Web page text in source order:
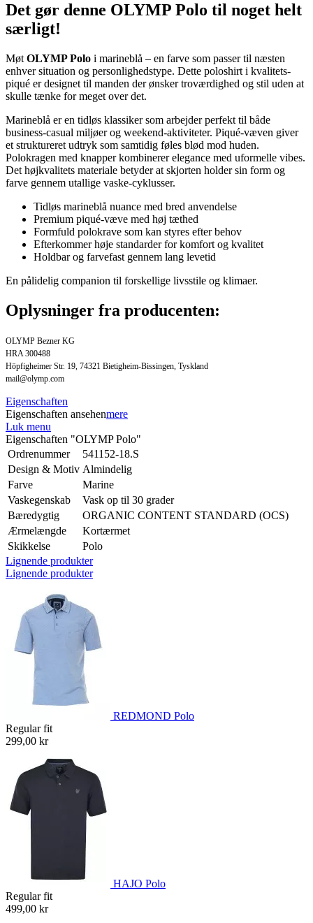
Det gør denne OLYMP Polo til noget helt
særligt!
Møt OLYMP Polo i marineblå – en farve som passer til næsten
enhver situation og personlighedstype. Dette poloshirt i kvalitets-
piqué er designet til manden der ønsker troværdighed og stil uden at
skulle tænke for meget over det.
Marineblå er en tidløs klassiker som arbejder perfekt til både
business-casual miljøer og weekend-aktiviteter. Piqué-væven giver
et struktureret udtryk som samtidig føles blød mod huden.
Polokragen med knapper kombinerer elegance med uformelle vibes.
Det højkvalitets materiale betyder at skjorten holder sin form og
farve gennem utallige vaske-cyklusser.
Tidløs marineblå nuance med bred anvendelse
Premium piqué-væve med høj tæthed
Formfuld polokrave som kan styres efter behov
Efterkommer høje standarder for komfort og kvalitet
Holdbar og farvefast gennem lang levetid
En pålidelig companion til forskellige livsstile og klimaer.
Oplysninger fra producenten:
OLYMP Bezner KG
HRA 300488
Höpfigheimer Str. 19, 74321 Bietigheim-Bissingen, Tyskland
mail@olymp.com
Eigenschaften
Eigenschaften ansehenmere
Luk menu
Eigenschaften "OLYMP Polo"
Ordrenummer
541152-18.S
Design & Motiv Almindelig
Farve
Marine
Vaskegenskab
Vask op til 30 grader
Bæredygtig
ORGANIC CONTENT STANDARD (OCS)
Ærmelængde
Kortærmet
Skikkelse
Polo
Lignende produkter
Lignende produkter
REDMOND Polo
Regular fit
299,00 kr
HAJO Polo
Regular fit
499,00 kr